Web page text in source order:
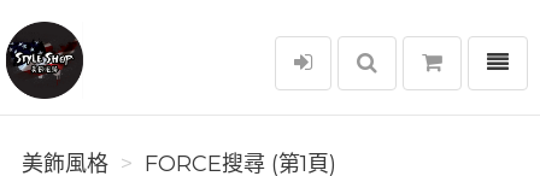
美飾風格
選單
美飾風格 FORCE搜尋 (第1頁)